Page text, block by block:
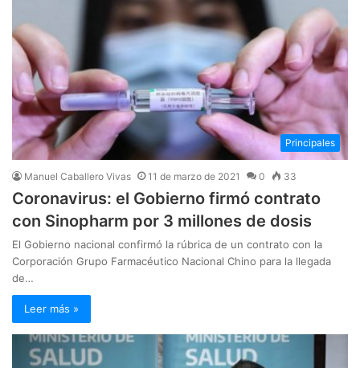
Principales
Manuel Caballero Vivas 11 de marzo de 2021 0 33
Coronavirus: el Gobierno firmó contrato
con Sinopharm por 3 millones de dosis
El Gobierno nacional confirmó la rúbrica de un contrato con la
Corporación Grupo Farmacéutico Nacional Chino para la llegada
de…
Leer más »